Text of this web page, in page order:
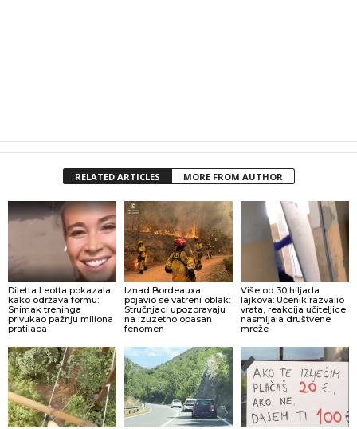
RELATED ARTICLES MORE FROM AUTHOR
Diletta Leotta pokazala
kako održava formu:
Snimak treninga
privukao pažnju miliona
pratilaca
Iznad Bordeauxa
pojavio se vatreni oblak:
Stručnjaci upozoravaju
na izuzetno opasan
fenomen
Više od 30 hiljada
lajkova: Učenik razvalio
vrata, reakcija učiteljice
nasmijala društvene
mreže